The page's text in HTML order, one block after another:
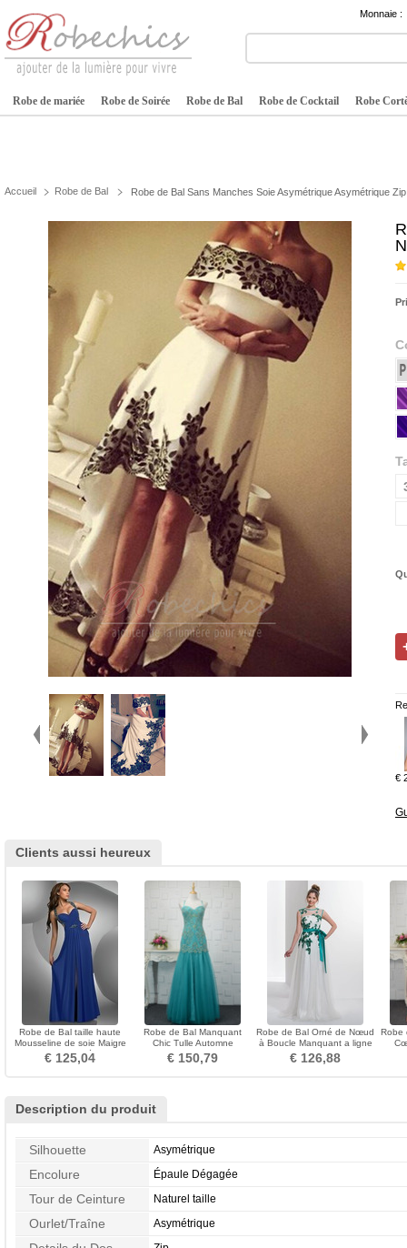
Monnaie :
Robe de mariée Robe de Soirée Robe de Bal Robe de Cocktail Robe
Accueil Robe de Bal Robe de Bal Sans Manches Soie Asymétrique Asymétrique
€
Clients aussi heureux
Robe de Bal taille haute
Mousseline de soie Maigre
Bleu foncé
€ 125,04
Robe de Bal Manquant
Chic Tulle Automne
Longueur Cheville Sans
Manches
€ 150,79
Robe de Bal Orné de Nœud
à Boucle Manquant a ligne
Naturel taille
€ 126,88
Robe
Description du produit
Silhouette Asymétrique
Encolure Épaule Dégagée
Tour de Ceinture Naturel taille
Ourlet/Traîne Asymétrique